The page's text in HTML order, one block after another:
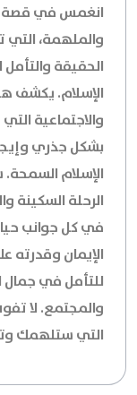
انغمس في قصة
والملهمة،
الحقيقة
الإسلام. يكشف
والاجتماعية
بشكل جذري
الإسلام
الرحلة السكينة
في كل جوانب
الإيمان
للتأمل في جمال
والمجتمع. لا
التي ستلهمك